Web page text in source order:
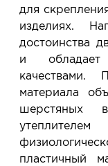
для
изделиях.
достоинства
и обладает
качествами.
материала
шерстяных
пластичный